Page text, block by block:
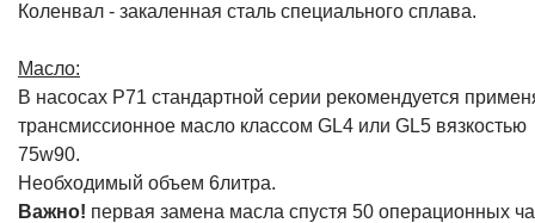
Коленвал - закаленная сталь специального сплава.
Масло:
В насосах P71 стандартной серии рекомендуется
трансмиссионное масло классом GL4 или GL5 вязкостью
75w90.
Необходимый объем 6литра.
Важно! первая замена масла спустя 50 операционных